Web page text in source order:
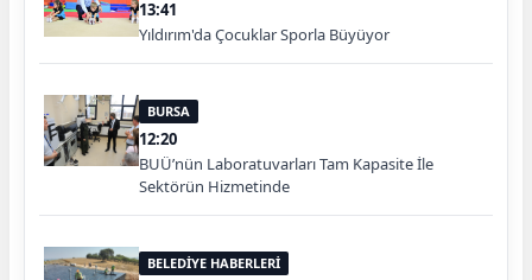
13:41
Yıldırım'da Çocuklar Sporla Büyüyor
BURSA
12:20
BUÜ’nün Laboratuvarları Tam Kapasite İle
Sektörün Hizmetinde
BELEDİYE HABERLERİ